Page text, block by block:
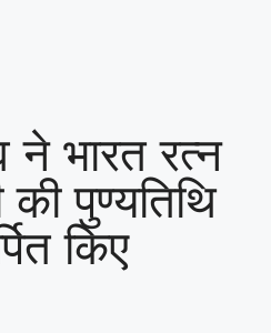
भारत रत्न
पुण्यतिथि
किए